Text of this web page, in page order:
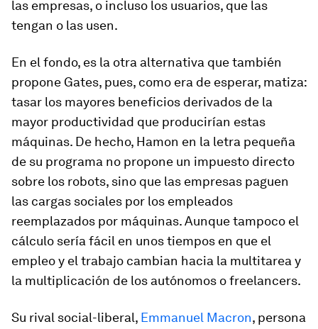
las empresas, o incluso los usuarios, que las
tengan o las usen.
En el fondo, es la otra alternativa que también
propone Gates, pues, como era de esperar, matiza:
tasar los mayores beneficios derivados de la
mayor productividad que producirían estas
máquinas. De hecho, Hamon en la letra pequeña
de su programa no propone un impuesto directo
sobre los robots, sino que las empresas paguen
las cargas sociales por los empleados
reemplazados por máquinas. Aunque tampoco el
cálculo sería fácil en unos tiempos en que el
empleo y el trabajo cambian hacia la multitarea y
la multiplicación de los autónomos ofreelancers.
Su rival social-liberal, Emmanuel Macron, persona